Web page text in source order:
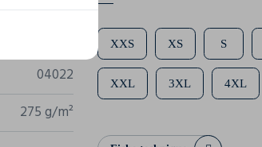
04022
275 g/m²
XXS XS S
XXL 3XL 4XL